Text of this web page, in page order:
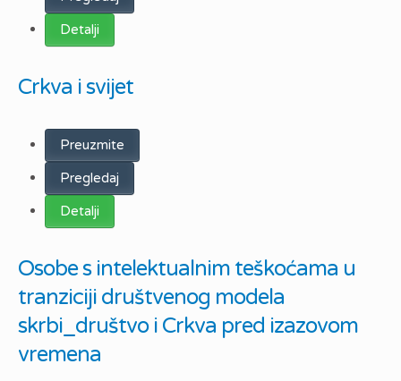
Detalji
Crkva i svijet
Preuzmite
Pregledaj
Detalji
Osobe s intelektualnim teškoćama u
tranziciji društvenog modela
skrbi_društvo i Crkva pred izazovom
vremena